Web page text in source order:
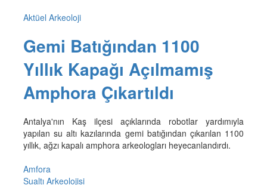
Aktüel Arkeoloji
Gemi Batığından 1100
Yıllık Kapağı Açılmamış
Amphora Çıkartıldı
Antalya'nın Kaş ilçesi açıklarında robotlar yardımıyla
yapılan su altı kazılarında gemi batığından çıkarılan 1100
yıllık, ağzı kapalı amphora arkeologları heyecanlandırdı.
Amfora
Sualtı Arkeolojisi